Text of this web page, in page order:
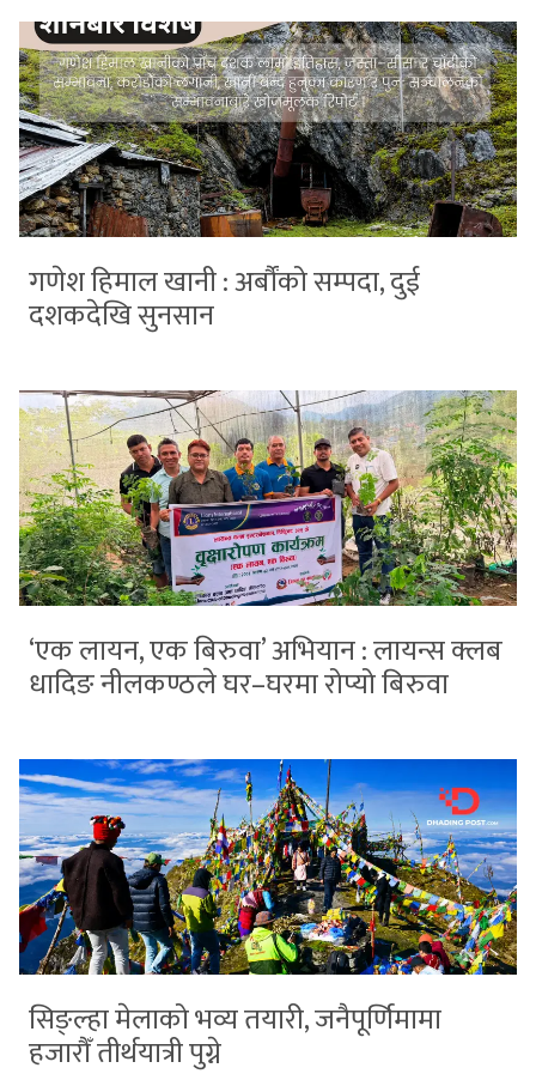
गणेश हिमाल खानी : अर्बौंको सम्पदा, दुई
दशकदेखि सुनसान
‘एक लायन, एक बिरुवा’ अभियान : लायन्स क्लब
धादिङ नीलकण्ठले घर–घरमा रोप्यो बिरुवा
सिङ्ल्हा मेलाको भव्य तयारी, जनैपूर्णिमामा
हजारौँ तीर्थयात्री पुग्ने